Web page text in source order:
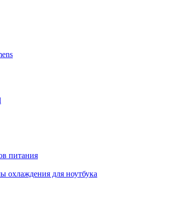
питания
охлаждения для ноутбука